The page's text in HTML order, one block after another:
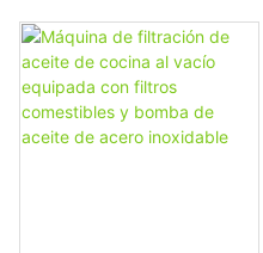
sistema de purificación de
aceite de acero inoxidable
304 SYA-200